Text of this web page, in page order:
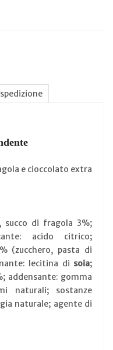
e cioccolato extra
succo di fragola 3%;
acido citrico;
(zucchero, pasta di
lecitina di soia;
addensante: gomma
naturali; sostanze
naturale; agente di